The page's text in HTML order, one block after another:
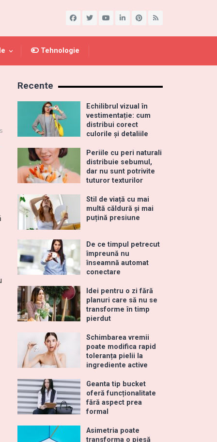
Tehnologie
Recente
Echilibrul vizual în
vestimentație: cum
distribui corect
culorile și detaliile
Periile cu peri naturali
distribuie sebumul,
dar nu sunt potrivite
tuturor texturilor
Stil de viață cu mai
multă căldură și mai
puțină presiune
De ce timpul petrecut
împreună nu
înseamnă automat
conectare
Idei pentru o zi fără
planuri care să nu se
transforme în timp
pierdut
Schimbarea vremii
poate modifica rapid
toleranța pielii la
ingrediente active
Geanta tip bucket
oferă funcționalitate
fără aspect prea
formal
Asimetria poate
transforma o piesă